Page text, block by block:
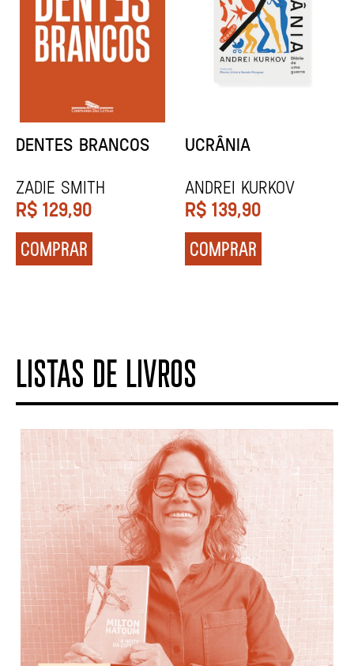
DENTES BRANCOS
Zadie Smith
R$ 129,90
COMPRAR
UCRÂNIA
Andrei Kurkov
R$ 139,90
COMPRAR
LISTAS DE LIVROS